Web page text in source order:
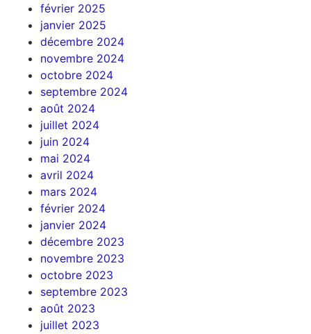
février 2025
janvier 2025
décembre 2024
novembre 2024
octobre 2024
septembre 2024
août 2024
juillet 2024
juin 2024
mai 2024
avril 2024
mars 2024
février 2024
janvier 2024
décembre 2023
novembre 2023
octobre 2023
septembre 2023
août 2023
juillet 2023